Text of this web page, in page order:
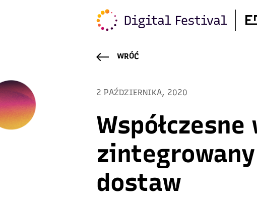
WRÓĆ
2 PAŹDZIERNIKA, 2020
zintegrowany
dostaw